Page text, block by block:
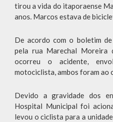
tirou a vida do itaporaense
anos. Marcos estava de
De acordo com o boletim
pela rua Marechal Moreira
ocorreu o acidente,
motociclista, ambos foram ao
Devido a gravidade dos
Hospital Municipal foi
levou o ciclista para a